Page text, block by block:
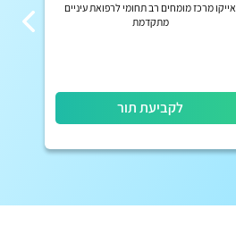
אייקו מרכז מומחים רב תחומי לרפואת עיניים
מתקדמת
לקביעת תור